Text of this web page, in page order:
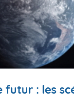
: les